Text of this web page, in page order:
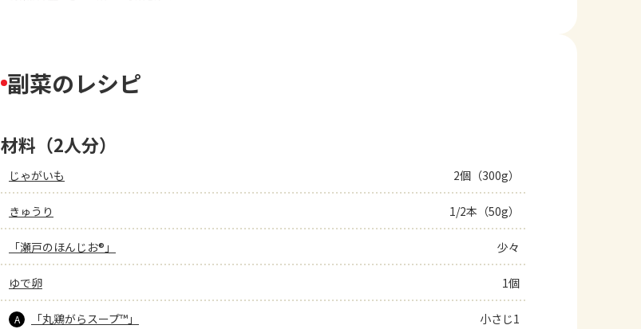
副菜のレシピ
材料（2人分）
じゃがいも 2個（300g）
きゅうり 1/2本（50g）
「瀬戸のほんじお®」 少々
ゆで卵 1個
A 「丸鶏がらスープ™」 小さじ1